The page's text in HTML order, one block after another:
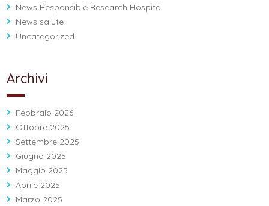
News Responsible Research Hospital
News salute
Uncategorized
Archivi
Febbraio 2026
Ottobre 2025
Settembre 2025
Giugno 2025
Maggio 2025
Aprile 2025
Marzo 2025